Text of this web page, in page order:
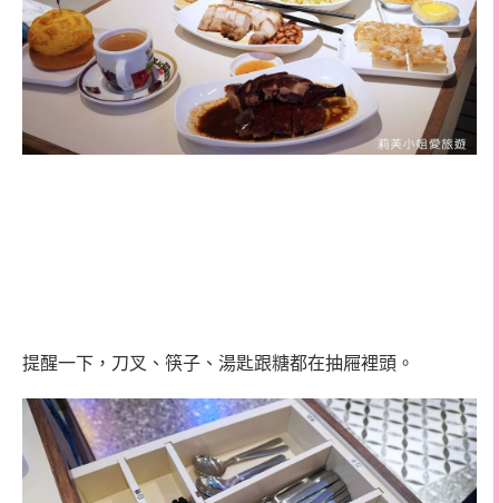
提醒一下，刀叉、筷子、湯匙跟糖都在抽屜裡頭。